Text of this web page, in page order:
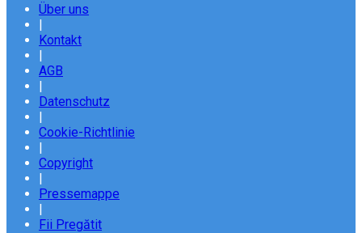
Über uns
|
Kontakt
|
AGB
|
Datenschutz
|
Cookie-Richtlinie
|
Copyright
|
Pressemappe
|
Fii Pregătit